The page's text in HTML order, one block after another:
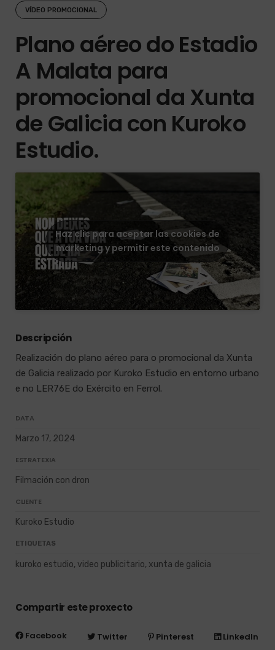
VÍDEO PROMOCIONAL
Plano aéreo do Estadio
A Malata para
promocional da Xunta
de Galicia con Kuroko
Estudio.
Haz clic para aceptar las cookies de
marketing y permitir este contenido
Descripción
Realización do plano aéreo para o promocional da Xunta
de Galicia realizado por Kuroko Estudio en entorno urbano
e no LER76E do Exército en Ferrol.
DATA
Marzo 17, 2024
ESTRATEXIA
Filmación con dron
CLIENTE
Kuroko Estudio
ETIQUETAS
kuroko estudio, video publicitario, xunta de galicia
Compartir este proxecto
Facebook Twitter Pinterest LinkedIn